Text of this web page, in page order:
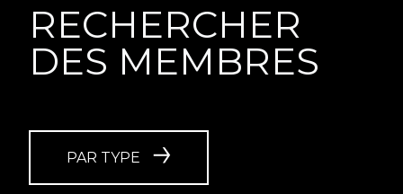
RECHERCHER
DES MEMBRES
PAR TYPE